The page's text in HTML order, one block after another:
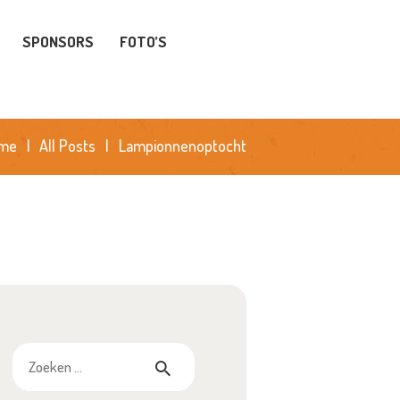
SPONSORS
FOTO’S
All Posts Lampionnenoptocht